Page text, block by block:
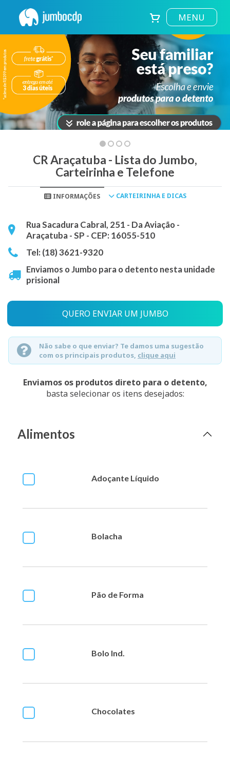
MENU
CR Araçatuba - Lista do Jumbo,
Carteirinha e Telefone
INFORMAÇÕES CARTEIRINHA E DICAS
Rua Sacadura Cabral, 251 - Da Aviação -
Araçatuba - SP - CEP: 16055-510
Tel: (18) 3621-9320
Enviamos o Jumbo para o detento nesta unidade
prisional
QUERO ENVIAR UM JUMBO
Não sabe o que enviar? Te damos uma sugestão
com os principais produtos, clique aqui
Enviamos os produtos direto para o detento,
basta selecionar os itens desejados:
Alimentos
Adoçante Líquido
Bolacha
Pão de Forma
Bolo Ind.
Chocolates